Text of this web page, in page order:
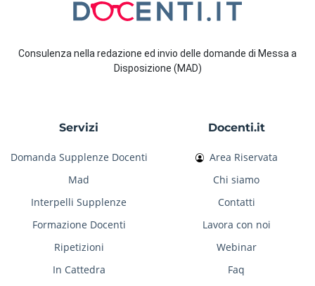
Consulenza nella redazione ed invio delle domande di Messa a
Disposizione (MAD)
Servizi
Domanda Supplenze Docenti
Mad
Interpelli Supplenze
Formazione Docenti
Ripetizioni
In Cattedra
Docenti.it
Area Riservata
Chi siamo
Contatti
Lavora con noi
Webinar
Faq